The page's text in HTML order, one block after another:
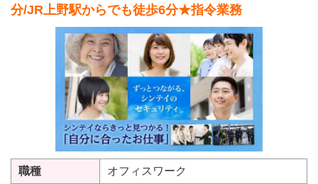
分/JR上野駅からでも徒歩6分★指令業務
職種 オフィスワーク